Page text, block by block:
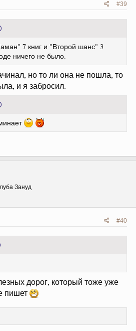
#39
7 книг и "Второй шанс" 3
ничего не было.
но то ли она не пошла, то
и я забросил.
Зануд
#40
дорог, который тоже уже
пишет